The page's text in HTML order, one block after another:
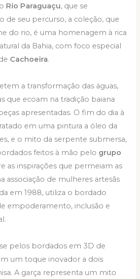
Rio Paraguaçu, que se
de seu percurso, a coleção, que
do rio, é uma homenagem à rica
da Bahia, com foco especial
Cachoeira.
a transformação das águas,
que ecoam na tradição baiana
apresentadas. O fim do dia à
em uma pintura a óleo da
e o mito da serpente submersa,
feitos à mão pelo grupo
as inspirações que permeiam as
associação de mulheres artesãs
em 1988, utiliza o bordado
empoderamento, inclusão e
pelos bordados em 3D de
um toque inovador a dois
A garça representa um mito